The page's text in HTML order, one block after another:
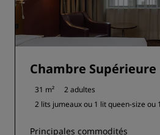
Chambre Supérieure
31 m²
2 adultes
2 lits jumeaux ou 1 lit queen-size ou
Principales commodités